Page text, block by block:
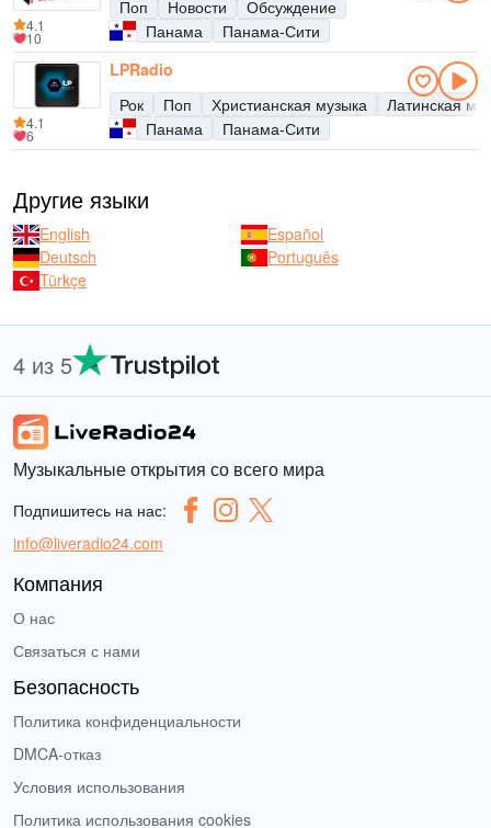
Поп
Новости
Обсуждение
Панама
Панама-Сити
4.1
10
LPRadio
Рок
Поп Христианская музыка
Латинская
Панама
Панама-Сити
4.1
6
Другие языки
English
Español
Deutsch
Português
Türkçe
4 из 5
Музыкальные открытия со всего мира
Подпишитесь на нас:
info@liveradio24.com
Компания
О нас
Связаться с нами
Безопасность
Политика конфиденциальности
DMCA-отказ
Условия использования
Политика использования cookies